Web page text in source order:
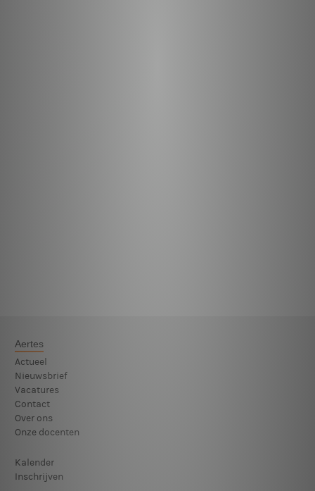
Aertes
Actueel
Nieuwsbrief
Vacatures
Contact
Over ons
Onze docenten
Kalender
Inschrijven